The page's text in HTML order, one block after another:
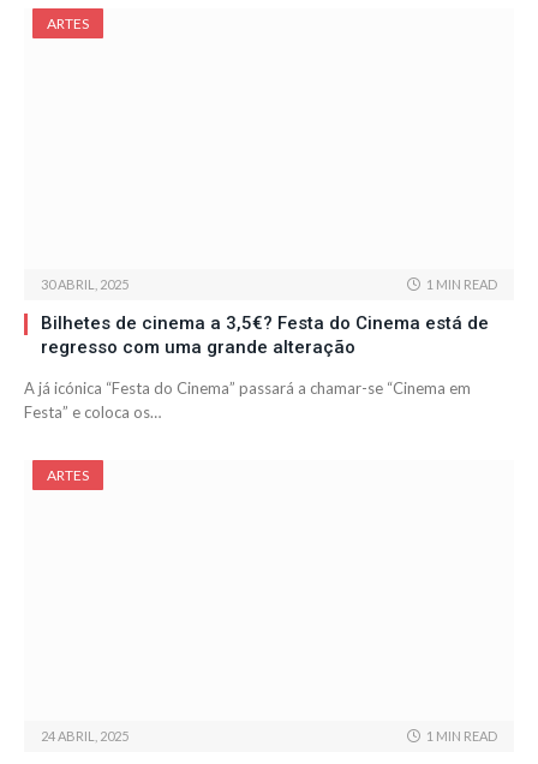
ARTES
30 ABRIL, 2025 1 MIN READ
Bilhetes de cinema a 3,5€? Festa do Cinema está de
regresso com uma grande alteração
A já icónica “Festa do Cinema” passará a chamar-se “Cinema em
Festa” e coloca os…
ARTES
24 ABRIL, 2025 1 MIN READ